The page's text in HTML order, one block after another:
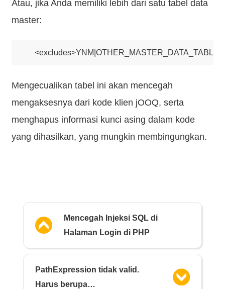
Atau, jika Anda memiliki lebih dari satu tabel data
master:
Mengecualikan tabel ini akan mencegah
mengaksesnya dari kode klien jOOQ, serta
menghapus informasi kunci asing dalam kode
yang dihasilkan, yang mungkin membingungkan.
Mencegah Injeksi SQL di
Halaman Login di PHP
PathExpression tidak valid.
Harus berupa